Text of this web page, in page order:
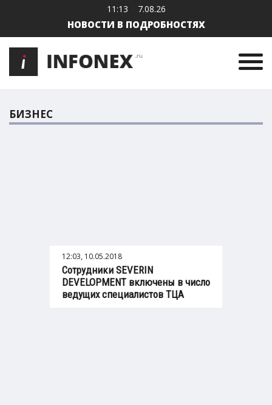
11:13 7.08.26
НОВОСТИ В ПОДРОБНОСТЯХ
БИЗНЕС
12:03, 10.05.2018
Сотрудники SEVERIN
DEVELOPMENT включены в число
ведущих специалистов ТЦА